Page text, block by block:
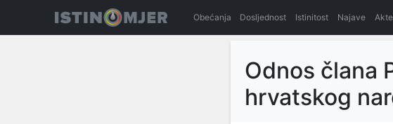
Obećanja Dosljednost Istinitost Najave
Odnos člana
hrvatskog